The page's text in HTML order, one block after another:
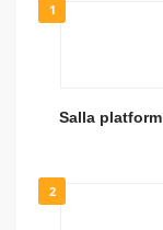
1
Salla
2